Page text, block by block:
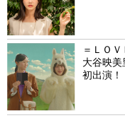
＝ＬＯ
大谷映
初出演！